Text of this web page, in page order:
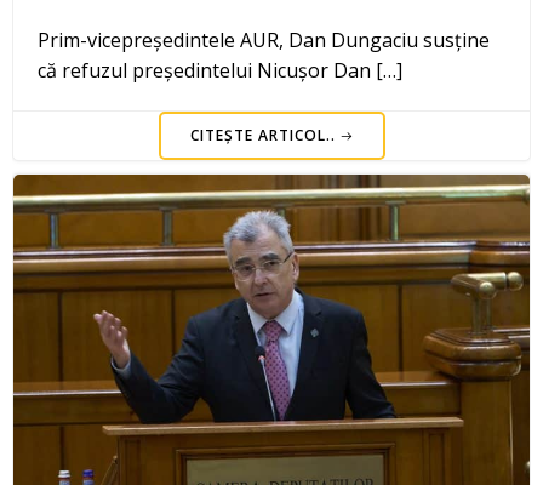
Prim-vicepreședintele AUR, Dan Dungaciu susține
că refuzul președintelui Nicușor Dan […]
CITEȘTE ARTICOL..